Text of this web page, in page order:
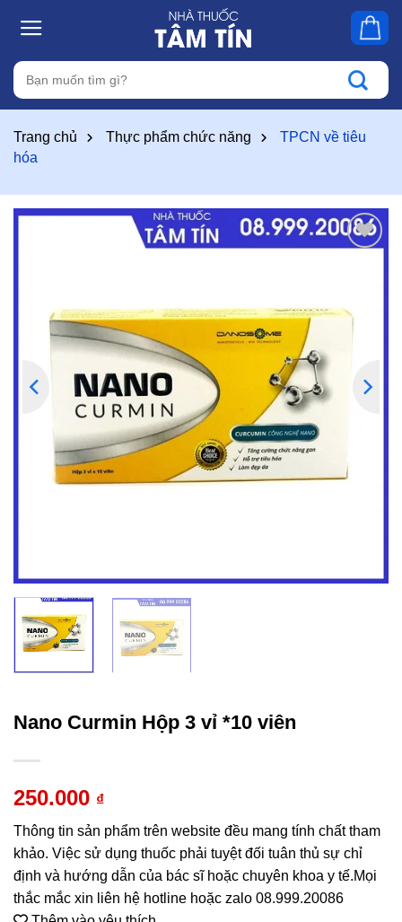
Tìm
kiếm:
Trang chủ Thực phẩm chức năng
TPCN về tiêu
hóa
yêu
thích
Nano Curmin Hộp 3 vỉ *10 viên
250.000 ₫
Thông tin sản phẩm trên website đều mang tính chất tham
khảo. Việc sử dụng thuốc phải tuyệt đối tuân thủ sự chỉ
định và hướng dẫn của bác sĩ hoặc chuyên khoa y tế.Mọi
thắc mắc xin liên hệ hotline hoặc zalo 08.999.20086